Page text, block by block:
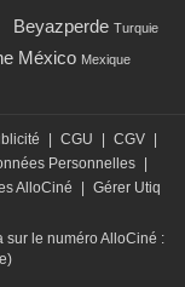
Beyazperde Turquie
México Mexique
CGU CGV
Personnelles
AlloCiné
Gérer Utiq
sur le numéro AlloCiné :